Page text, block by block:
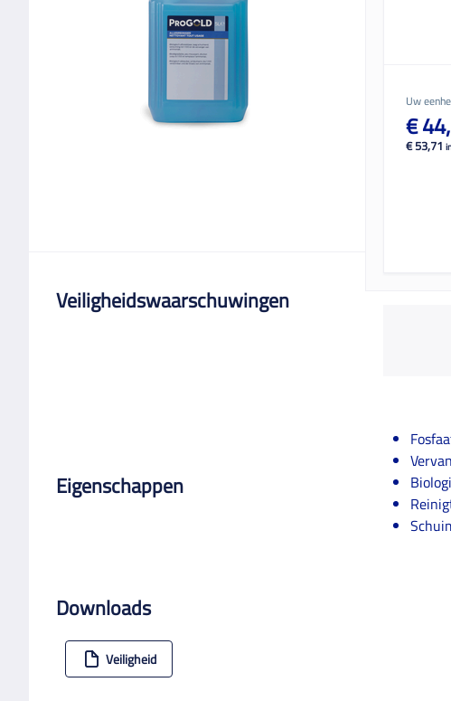
Veiligheidswaarschuwingen
Eigenschappen
Downloads
Veiligheid
Uw
€ 53,71
€